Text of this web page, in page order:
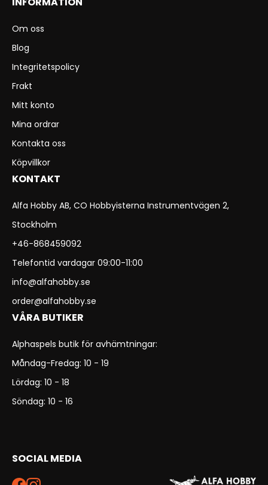
Om oss
Blog
Integritetspolicy
Frakt
Mitt konto
Mina ordrar
Kontakta oss
Köpvillkor
KONTAKT
Alfa Hobby AB, CO Hobbyisterna Instrumentvägen 2,
Stockholm
+46-868459092
Telefontid vardagar 09:00-11:00
info@alfahobby.se
order@alfahobby.se
VÅRA BUTIKER
Alphaspels butik för avhämtningar:
Måndag-Fredag: 10 - 19
Lördag: 10 - 18
Söndag: 10 - 16
SOCIAL MEDIA